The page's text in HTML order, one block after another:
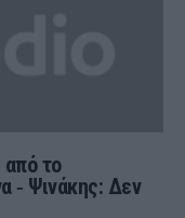
το
‑ Ψινάκης: Δεν